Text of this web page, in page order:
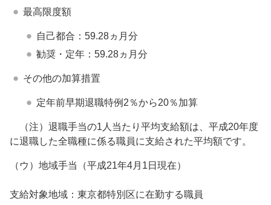
最高限度額
自己都合：59.28ヵ月分
勧奨・定年：59.28ヵ月分
その他の加算措置
定年前早期退職特例2％から20％加算
（注）退職手当の1人当たり平均支給額は、平成20年度
に退職した全職種に係る職員に支給された平均額です。
（ウ）地域手当（平成21年4月1日現在）
支給対象地域：東京都特別区に在勤する職員